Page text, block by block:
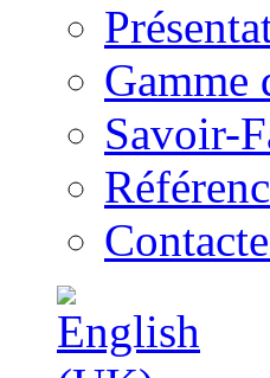
Gamme
Savoir-